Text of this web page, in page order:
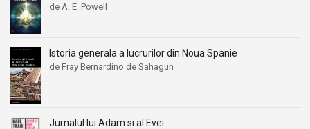
de A. E. Powell
Istoria generala a lucrurilor din Noua Spanie
de Fray Bernardino de Sahagun
Jurnalul lui Adam si al Evei